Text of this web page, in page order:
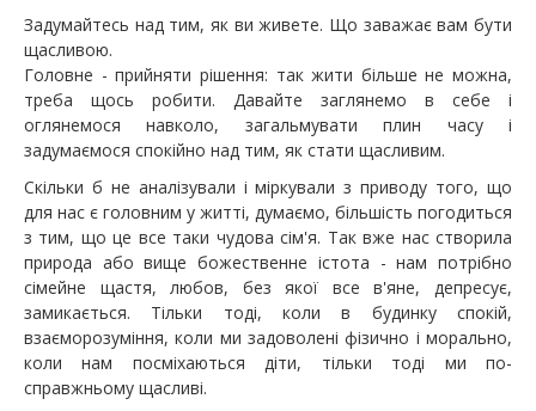
Задумайтесь над тим, як ви живете. Що заважає вам бути
щасливою.
Головне - прийняти рішення: так жити більше не можна,
треба щось робити. Давайте заглянемо в себе і
оглянемося навколо, загальмувати плин часу і
задумаємося спокійно над тим, як стати щасливим.
Скільки б не аналізували і міркували з приводу того, що
для нас є головним у житті, думаємо, більшість погодиться
з тим, що це все таки чудова сім'я. Так вже нас створила
природа або вище божественне істота - нам потрібно
сімейне щастя, любов, без якої все в'яне, депресує,
замикається. Тільки тоді, коли в будинку спокій,
взаєморозуміння, коли ми задоволені фізично і морально,
коли нам посміхаються діти, тільки тоді ми по-
справжньому щасливі.